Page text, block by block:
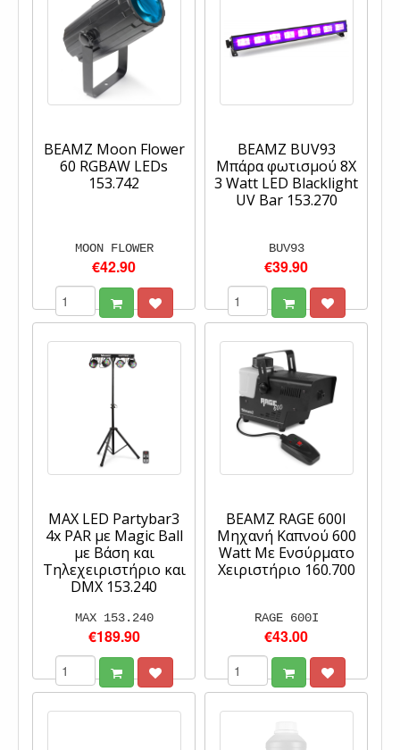
BEAMZ Moon Flower
60 RGBAW LEDs
153.742
MOON FLOWER
€42.90
BEAMZ BUV93
Μπάρα φωτισμού 8X
3 Watt LED Blacklight
UV Bar 153.270
BUV93
€39.90
MAX LED Partybar3
4x PAR με Magic Ball
με Βάση και
Τηλεχειριστήριο και
DMX 153.240
MAX 153.240
€189.90
BEAMZ RAGE 600I
Μηχανή Καπνού 600
Watt Με Ενσύρματο
Χειριστήριο 160.700
RAGE 600I
€43.00